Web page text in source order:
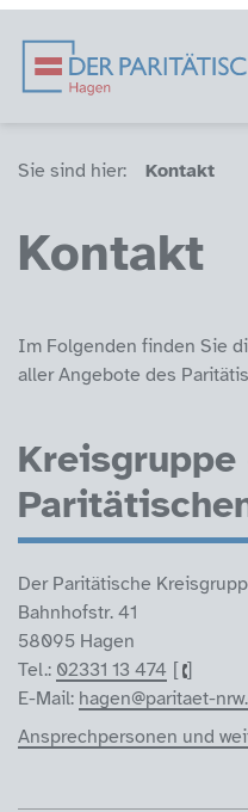
Der
Sie sind hier (Breadcrumb)
Sie sind hier: Kontakt
Kontakt
Im Folgenden finden Sie
aller Angebote des
Kreisgruppe
Der Paritätische
Bahnhofstr. 41
58095 Hagen
Tel.: 02331 13 474
E-Mail: hagen@paritaet-
Ansprechpersonen und